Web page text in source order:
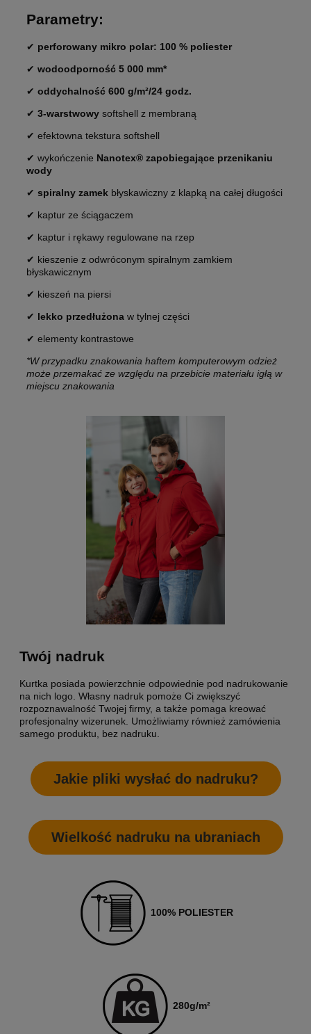
Parametry:
✔ perforowany mikro polar: 100 % poliester
✔ wodoodporność 5 000 mm*
✔ oddychalność 600 g/m²/24 godz.
✔ 3-warstwowy softshell z membraną
✔ efektowna tekstura softshell
✔ wykończenie Nanotex® zapobiegające przenikaniu
wody
✔ spiralny zamek błyskawiczny z klapką na całej długości
✔ kaptur ze ściągaczem
✔ kaptur i rękawy regulowane na rzep
✔ kieszenie z odwróconym spiralnym zamkiem
błyskawicznym
✔ kieszeń na piersi
✔ lekko przedłużona w tylnej części
✔ elementy kontrastowe
*W przypadku znakowania haftem komputerowym odzież
może przemakać ze względu na przebicie materiału igłą w
miejscu znakowania
Twój nadruk
Kurtka posiada powierzchnie odpowiednie pod nadrukowanie
na nich logo. Własny nadruk pomoże Ci zwiększyć
rozpoznawalność Twojej firmy, a także pomaga kreować
profesjonalny wizerunek. Umożliwiamy również zamówienia
samego produktu, bez nadruku.
Jakie pliki wysłać do nadruku?
Wielkość nadruku na ubraniach
100% POLIESTER
280g/m²